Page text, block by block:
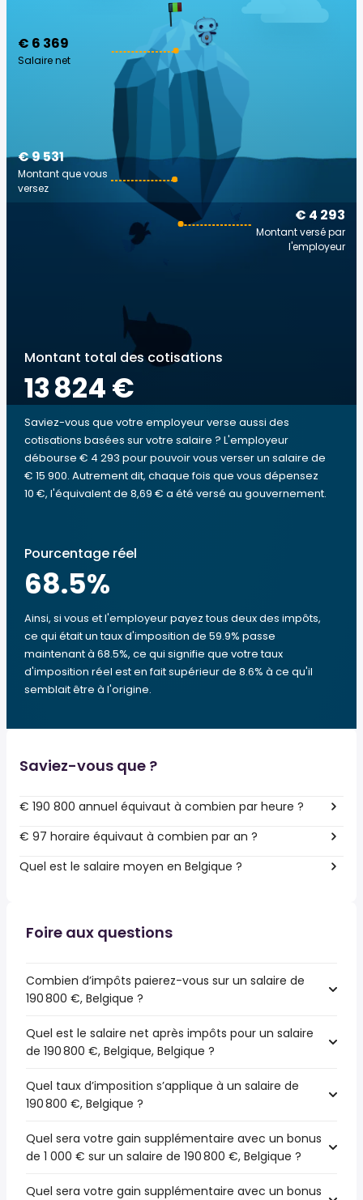
€ 6 369
Salaire net
€ 4 293
Montant versé par
l'employeur
€ 9 531
Montant que vous
versez
Montant total des cotisations
13 824 €
Saviez-vous que votre employeur verse aussi des
cotisations basées sur votre salaire ? L'employeur
débourse € 4 293 pour pouvoir vous verser un salaire de
€ 15 900. Autrement dit, chaque fois que vous dépensez
10 €, l'équivalent de 8,69 € a été versé au gouvernement.
Pourcentage réel
68.5%
Ainsi, si vous et l'employeur payez tous deux des impôts,
ce qui était un taux d'imposition de 59.9% passe
maintenant à 68.5%, ce qui signifie que votre taux
d'imposition réel est en fait supérieur de 8.6% à ce qu'il
semblait être à l'origine.
Saviez-vous que ?
€ 190 800 annuel équivaut à combien par heure ?
€ 97 horaire équivaut à combien par an ?
Quel est le salaire moyen en Belgique ?
Foire aux questions
Combien d’impôts paierez-vous sur un salaire de
190 800 €, Belgique ?
Quel est le salaire net après impôts pour un salaire
de 190 800 €, Belgique, Belgique ?
Quel taux d’imposition s’applique à un salaire de
190 800 €, Belgique ?
Quel sera votre gain supplémentaire avec un bonus
de 1 000 € sur un salaire de 190 800 €, Belgique ?
Quel sera votre gain supplémentaire avec un bonus